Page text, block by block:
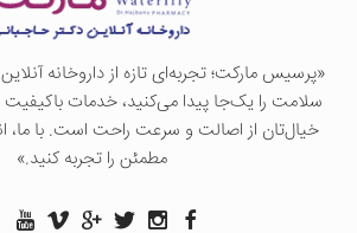
«پرسيس ماركت؛ تجربه‌ای تازه از داروخانه
سلامت را یک‌جا پیدا می‌کنید، خدمات باکیفیت
خیال‌تان از اصالت و سرعت راحت است. با ما،
مطمئن را تجربه کنید.»